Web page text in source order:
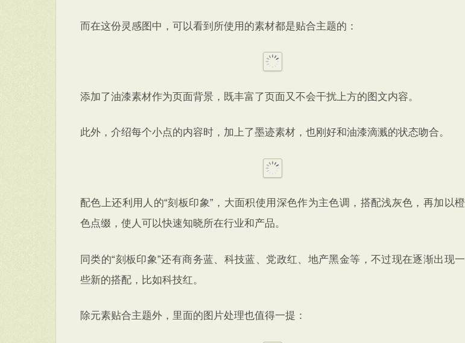
而在这份灵感图中，可以看到所使用的素材都是贴合主题的：
添加了油漆素材作为页面背景，既丰富了页面又不会干扰上方的图文内容。
此外，介绍每个小点的内容时，加上了墨迹素材，也刚好和油漆滴溅的状态吻合。
配色上还利用人的“刻板印象”，大面积使用深色作为主色调，搭配浅灰色，再加以橙
色点缀，使人可以快速知晓所在行业和产品。
同类的“刻板印象”还有商务蓝、科技蓝、党政红、地产黑金等，不过现在逐渐出现一
些新的搭配，比如科技红。
除元素贴合主题外，里面的图片处理也值得一提：